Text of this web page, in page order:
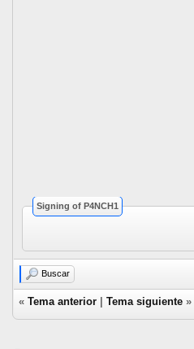
Signing of P4NCH1
Buscar
« Tema anterior Tema siguiente »